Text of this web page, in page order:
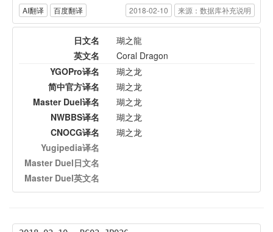
AI翻译 百度翻译 2018-02-10 来源：数据库补充说明
日文名
瑚之龍
英文名
Coral Dragon
YGOPro译名
瑚之龙
简中官方译名
瑚之龙
Master Duel译名
瑚之龙
NWBBS译名
瑚之龙
CNOCG译名
瑚之龙
Yugipedia译名
Master Duel日文名
Master Duel英文名